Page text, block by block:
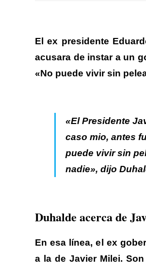
k
El ex presidente
acusara de instar a un
«No puede vivir sin
«El Presidente
caso mio, antes
puede vivir sin
nadie», dijo
Duhalde acerca de
En esa línea, el ex
a la de Javier Milei.